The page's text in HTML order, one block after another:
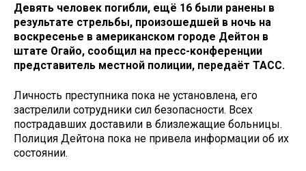
Девять человек погибли, ещё 16 были ранены в
результате стрельбы, произошедшей в ночь на
воскресенье в американском городе Дейтон в
штате Огайо, сообщил на пресс-конференции
представитель местной полиции, передаёт ТАСС.
Личность преступника пока не установлена, его
застрелили сотрудники сил безопасности. Всех
пострадавших доставили в близлежащие больницы.
Полиция Дейтона пока не привела информации об их
состоянии.